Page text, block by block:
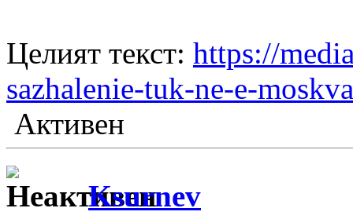
Целият текст: https://
sazhalenie-tuk-ne-e-
Активен
Ksurnev